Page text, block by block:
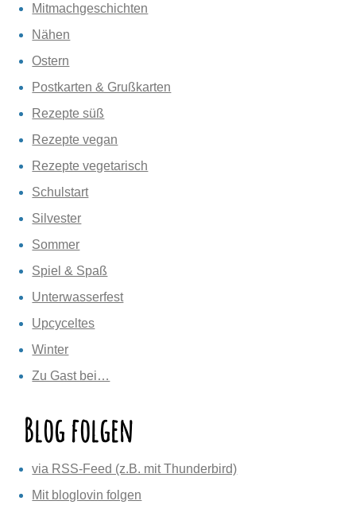
Mitmachgeschichten
Nähen
Ostern
Postkarten & Grußkarten
Rezepte süß
Rezepte vegan
Rezepte vegetarisch
Schulstart
Silvester
Sommer
Spiel & Spaß
Unterwasserfest
Upcyceltes
Winter
Zu Gast bei…
Blog folgen
via RSS-Feed (z.B. mit Thunderbird)
Mit bloglovin folgen